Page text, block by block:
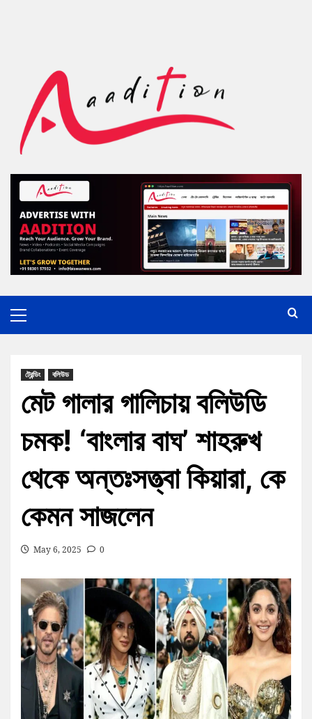
ট্রেন্ডিং বলিউড
মেট গালার গালিচায় বলিউডি
চমক! ‘বাংলার বাঘ’ শাহরুখ
থেকে অন্তঃসত্ত্বা কিয়ারা, কে
কেমন সাজলেন
May 6, 2025 0